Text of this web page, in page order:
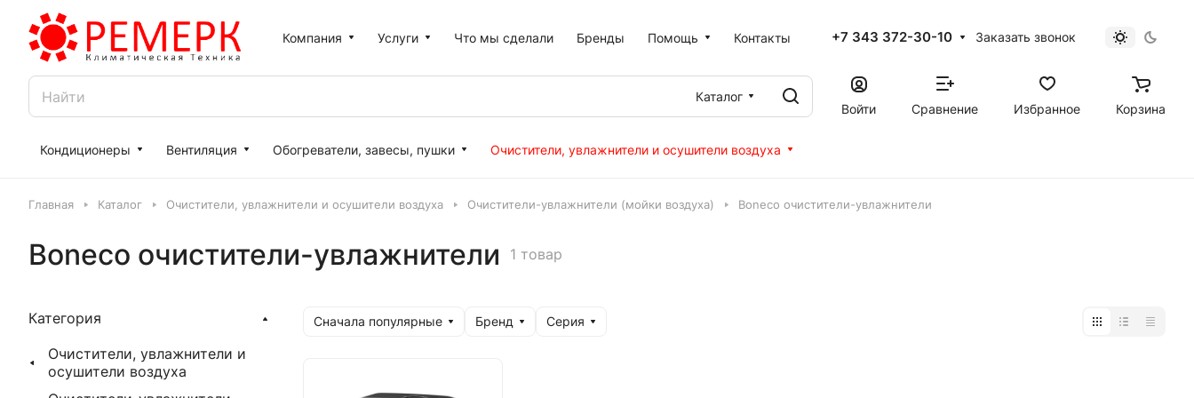
Компания Услуги Что мы сделали Бренды Помощь Контакты +7 343 372-30-10 Заказать звонок
Каталог
Войти
Сравнение Избранное Корзина
Кондиционеры Вентиляция Обогреватели, завесы, пушки Очистители, увлажнители и осушители воздуха
Главная Каталог Очистители, увлажнители и осушители воздуха Очистители-увлажнители (мойки воздуха) Boneco очистители-увлажнители
Boneco очистители-увлажнители 1 товар
Сначала популярные Бренд Серия
Категория
Очистители, увлажнители и
осушители воздуха